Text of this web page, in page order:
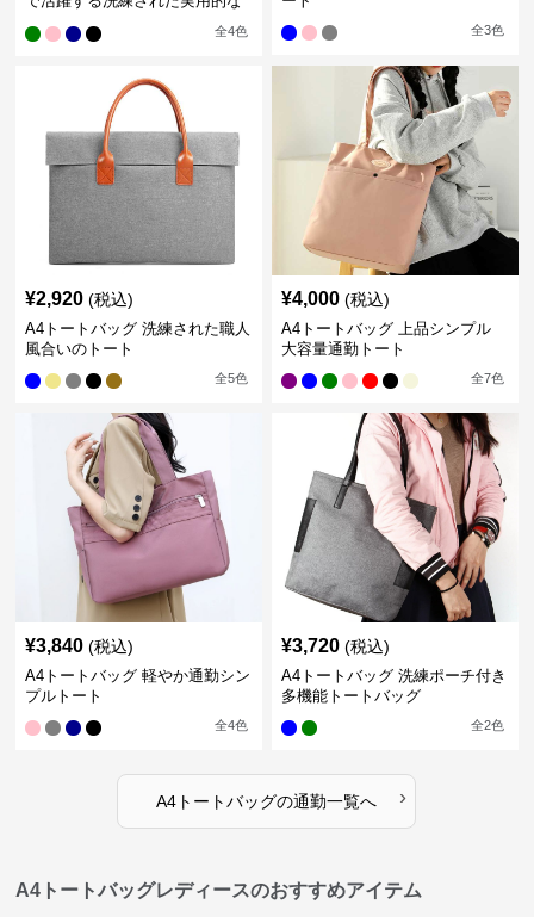
全4色 全3色
¥2,920 (税込)
A4トートバッグ 洗練された職人
風合いのトート
全5色
¥4,000 (税込)
A4トートバッグ 上品シンプル
大容量通勤トート
全7色
¥3,840 (税込)
A4トートバッグ 軽やか通勤シン
プルトート
全4色
¥3,720 (税込)
A4トートバッグ 洗練ポーチ付き
多機能トートバッグ
全2色
A4トートバッグの通勤一覧へ ›
A4トートバッグレディースのおすすめアイテム